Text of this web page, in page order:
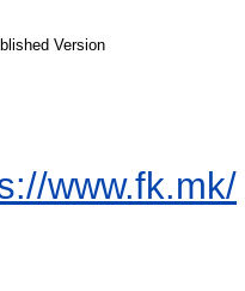
Version
www.fk.mk/